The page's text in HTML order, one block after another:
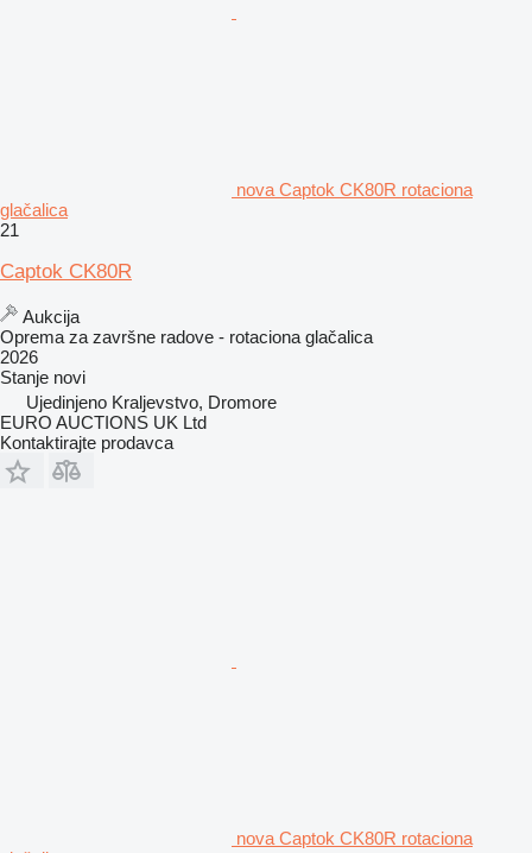
nova Captok CK80R rotaciona
glačalica
21
Captok CK80R
Aukcija
Oprema za završne radove - rotaciona glačalica
2026
Stanje novi
Ujedinjeno Kraljevstvo, Dromore
EURO AUCTIONS UK Ltd
Kontaktirajte prodavca
nova Captok CK80R rotaciona